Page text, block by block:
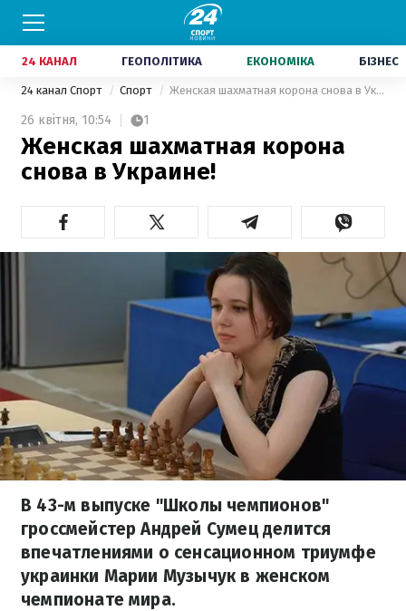
24 КАНАЛ ГЕОПОЛІТИКА ЕКОНОМІКА БІЗНЕС
24 канал Спорт Спорт Женская шахматная корона снова в Украине!
26 квітня, 10:54 1
Женская шахматная корона
снова в Украине!
В 43-м выпуске "Школы чемпионов"
гроссмейстер Андрей Сумец делится
впечатлениями о сенсационном триумфе
украинки Марии Музычук в женском
чемпионате мира.